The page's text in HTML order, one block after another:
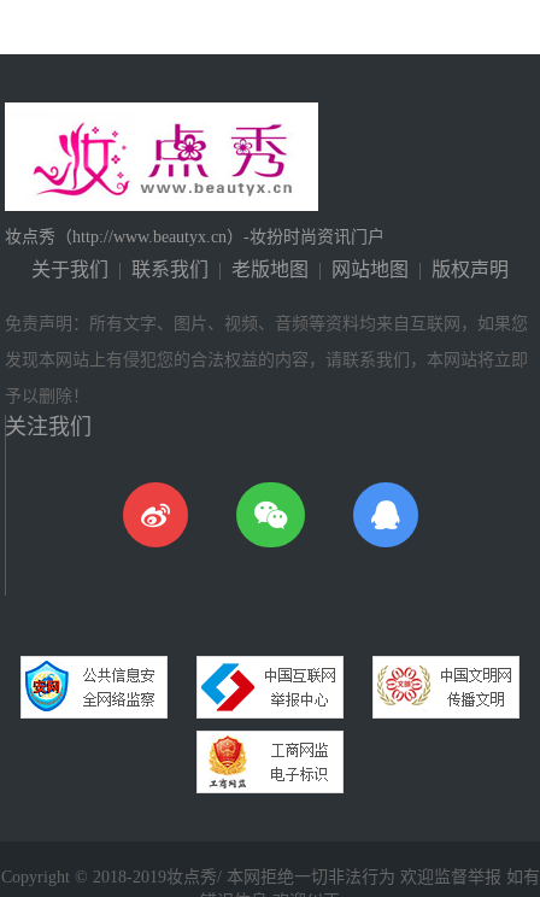
妆点秀（http://www.beautyx.cn）-妆扮时尚资讯门户
关于我们 | 联系我们 | 老版地图 | 网站地图 | 版权声明
免责声明：所有文字、图片、视频、音频等资料均来自互联网，如果您
发现本网站上有侵犯您的合法权益的内容，请联系我们，本网站将立即
予以删除！
关注我们
Copyright © 2018-2019妆点秀/ 本网拒绝一切非法行为 欢迎监督举报 如有